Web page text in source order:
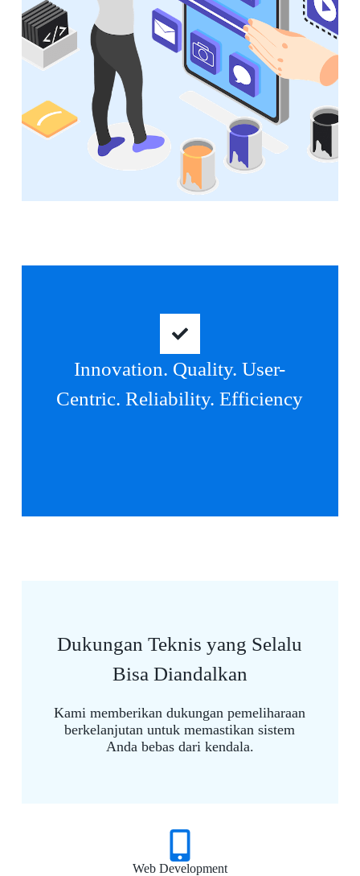
Innovation. Quality. User-
Centric. Reliability. Efficiency
Dukungan Teknis yang Selalu
Bisa Diandalkan
Kami memberikan dukungan pemeliharaan
berkelanjutan untuk memastikan sistem
Anda bebas dari kendala.
Web Development